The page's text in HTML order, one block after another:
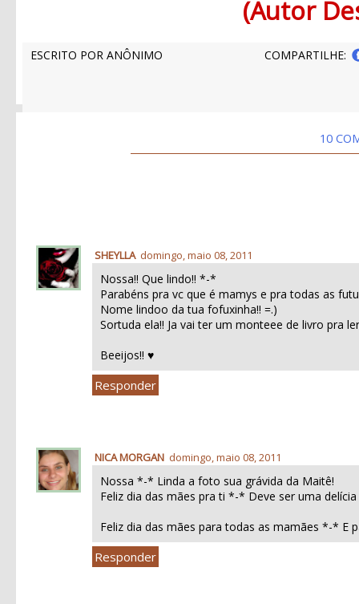
(Autor
ESCRITO POR ANÔNIMO COMPARTILHE:
10
SHEYLLA domingo, maio 08, 2011
Nossa!! Que lindo!! *-*
Parabéns pra vc que é mamys e pra todas as
Nome lindoo da tua fofuxinha!! =.)
Sortuda ela!! Ja vai ter um monteee de livro pra
Beeijos!! ♥
Responder
NICA MORGAN domingo, maio 08, 2011
Nossa *-* Linda a foto sua grávida da Maitê!
Feliz dia das mães pra ti *-* Deve ser uma
Feliz dia das mães para todas as mamães *-* E
Responder